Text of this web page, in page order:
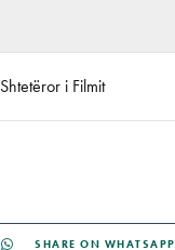
i Filmit
SHARE ON WHATSAPP